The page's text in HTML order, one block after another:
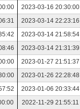
2023-03-16 20:30:00
2023-03-14 22:23:16
2023-03-14 21:58:54
2023-03-14 21:31:39
2023-01-27 21:51:37
2023-01-26 22:28:48
2023-01-06 20:33:44
2022-11-29 21:55:11